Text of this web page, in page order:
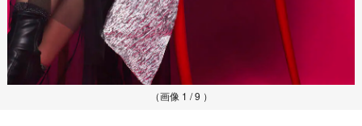
（画像 1 / 9 ）